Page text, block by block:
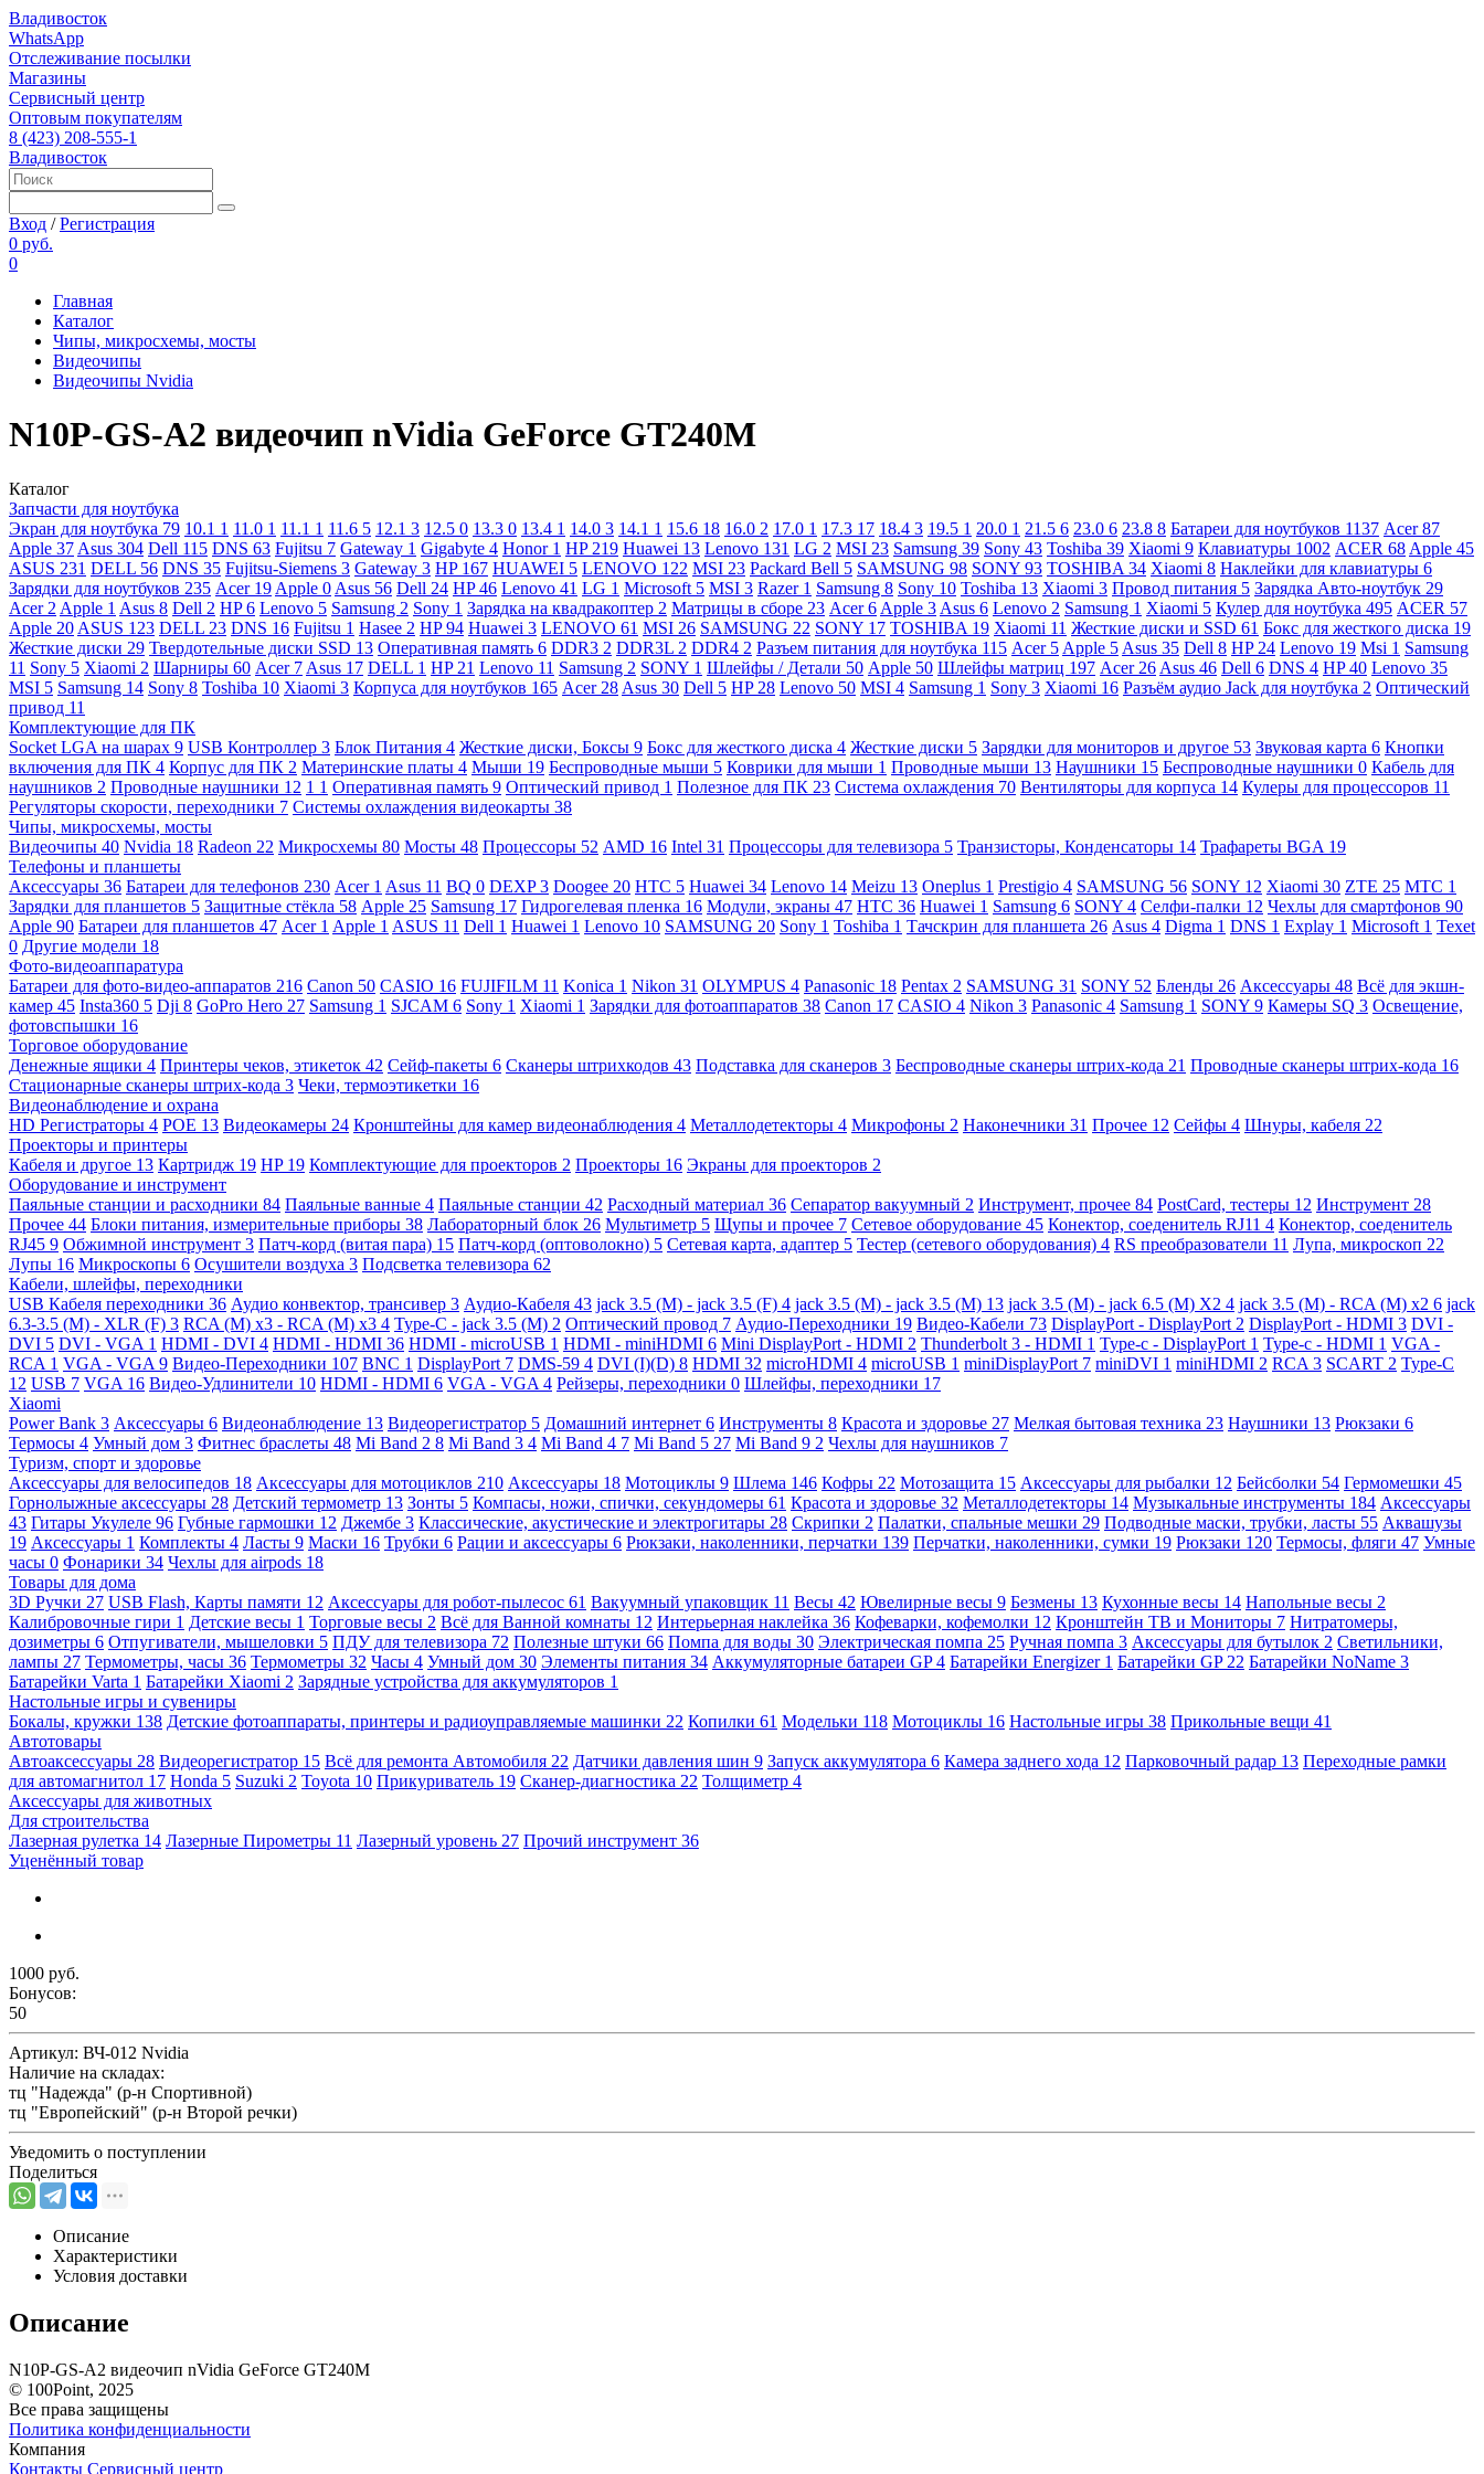
Владивосток
WhatsApp
Отслеживание посылки
Магазины
Сервисный центр
Оптовым покупателям
8 (423) 208-555-1
Владивосток
Вход /Регистрация
0 руб.
0
Главная
Каталог
Чипы, микросхемы, мосты
Видеочипы
Видеочипы Nvidia
N10P-GS-A2 видеочип nVidia GeForce GT240M
Каталог
Запчасти для ноутбука
Экран для ноутбука 79 10.1 1 11.0 1 11.1 1 11.6 5 12.1 3 12.5 0 13.3 0 13.4 1 14.0 3 14.1 1 15.6 18 16.0 2 17.0 1 17.3 17 18.4 3 19.5 1 20.0 1 21.5 6 23.0 6 23.8 8 Батареи для ноутбуков 1137 Acer87
Apple 37 Asus 304 Dell 115 DNS 63 Fujitsu 7 Gateway 1 Gigabyte 4 Honor 1 HP 219 Huawei 13 Lenovo 131 LG 2 MSI 23 Samsung 39 Sony 43 Toshiba 39 Xiaomi 9 Клавиатуры 1002 ACER 68 Apple 45
ASUS 231 DELL 56 DNS 35 Fujitsu-Siemens 3 Gateway 3 HP 167 HUAWEI 5 LENOVO 122 MSI 23 Packard Bell 5 SAMSUNG 98 SONY 93 TOSHIBA 34 Xiaomi 8 Наклейки для клавиатуры 6
Зарядки для ноутбуков 235 Acer 19 Apple 0 Asus 56 Dell 24 HP46 Lenovo 41 LG 1 Microsoft 5 MSI 3 Razer 1 Samsung 8 Sony 10 Toshiba 13 Xiaomi 3 Провод питания 5 Зарядка Авто-ноутбук 29
Acer 2 Apple 1 Asus 8 Dell 2 HP6 Lenovo 5 Samsung 2 Sony 1 Зарядка на квадракоптер 2 Матрицы в сборе 23 Acer6 Apple 3 Asus 6 Lenovo 2 Samsung 1 Xiaomi 5 Кулер для ноутбука 495 ACER 57
Apple 20 ASUS 123 DELL 23 DNS 16 Fujitsu 1 Hasee 2 HP94 Huawei 3 LENOVO 61 MSI 26 SAMSUNG 22 SONY 17 TOSHIBA 19 Xiaomi 11 Жесткие диски и SSD 61 Бокс для жесткого диска 19
Жесткие диски 29 Твердотельные диски SSD 13 Оперативная память 6 DDR3 2 DDR3L 2 DDR4 2 Разъем питания для ноутбука 115 Acer 5 Apple 5 Asus 35 Dell 8 HP 24 Lenovo 19 Msi 1 Samsung
11 Sony 5 Xiaomi 2 Шарниры 60 Acer 7 Asus 17 DELL 1 HP 21 Lenovo 11 Samsung 2 SONY 1 Шлейфы / Детали 50 Apple 50 Шлейфы матриц 197 Acer 26 Asus 46 Dell 6 DNS 4 HP40 Lenovo 35
MSI 5 Samsung 14 Sony 8 Toshiba 10 Xiaomi 3 Корпуса для ноутбуков 165 Acer 28 Asus 30 Dell 5 HP 28 Lenovo 50 MSI 4 Samsung 1 Sony 3 Xiaomi 16 Разъём аудио Jack для ноутбука 2 Оптический
привод 11
Комплектующие для ПК
Socket LGA на шарах 9 USB Контроллер 3 Блок Питания 4 Жесткие диски, Боксы 9 Бокс для жесткого диска 4 Жесткие диски 5 Зарядки для мониторов и другое 53 Звуковая карта 6 Кнопки
включения для ПК 4 Корпус для ПК 2 Материнские платы 4 Мыши 19 Беспроводные мыши 5 Коврики для мыши 1 Проводные мыши 13 Наушники 15 Беспроводные наушники 0 Кабель для
наушников 2 Проводные наушники 12 1 1 Оперативная память 9 Оптический привод 1 Полезное для ПК 23 Система охлаждения 70 Вентиляторы для корпуса 14 Кулеры для процессоров 11
Регуляторы скорости, переходники 7 Системы охлаждения видеокарты 38
Чипы, микросхемы, мосты
Видеочипы 40 Nvidia 18 Radeon 22 Микросхемы 80 Мосты 48 Процессоры 52 AMD 16 Intel 31 Процессоры для телевизора 5 Транзисторы, Конденсаторы 14 Трафареты BGA 19
Телефоны и планшеты
Аксессуары 36 Батареи для телефонов 230 Acer 1 Asus 11 BQ 0 DEXP3 Doogee 20 HTC 5 Huawei 34 Lenovo 14 Meizu 13 Oneplus 1 Prestigio 4 SAMSUNG 56 SONY 12 Xiaomi 30 ZTE 25 МТС 1
Зарядки для планшетов 5 Защитные стёкла 58 Apple 25 Samsung 17 Гидрогелевая пленка 16 Модули, экраны 47 HTC 36 Huawei 1 Samsung 6 SONY 4 Селфи-палки 12 Чехлы для смартфонов 90
Apple 90 Батареи для планшетов 47 Acer 1 Apple 1 ASUS 11 Dell 1 Huawei 1 Lenovo 10 SAMSUNG 20 Sony 1 Toshiba 1 Тачскрин для планшета 26 Asus 4 Digma 1 DNS 1 Explay 1 Microsoft 1 Texet
0 Другие модели 18
Фото-видеоаппаратура
Батареи для фото-видео-аппаратов 216 Canon 50 CASIO 16 FUJIFILM 11 Konica 1 Nikon 31 OLYMPUS 4 Panasonic 18 Pentax 2 SAMSUNG 31 SONY 52 Бленды 26 Аксессуары 48 Всё для экшн-
камер 45 Insta360 5 Dji 8 GoPro Hero 27 Samsung 1 SJCAM 6 Sony 1 Xiaomi 1 Зарядки для фотоаппаратов 38 Canon 17 CASIO 4 Nikon 3 Panasonic 4 Samsung 1 SONY 9 Камеры SQ 3 Освещение,
фотовспышки 16
Торговое оборудование
Денежные ящики 4 Принтеры чеков, этикеток 42 Сейф-пакеты 6 Сканеры штрихкодов 43 Подставка для сканеров 3 Беспроводные сканеры штрих-кода 21 Проводные сканеры штрих-кода 16
Стационарные сканеры штрих-кода 3 Чеки, термоэтикетки 16
Видеонаблюдение и охрана
HD Регистраторы 4 POE 13 Видеокамеры 24 Кронштейны для камер видеонаблюдения 4 Металлодетекторы 4 Микрофоны 2 Наконечники 31 Прочее 12 Сейфы 4 Шнуры, кабеля 22
Проекторы и принтеры
Кабеля и другое 13 Картридж 19 HP 19 Комплектующие для проекторов 2 Проекторы 16 Экраны для проекторов 2
Оборудование и инструмент
Паяльные станции и расходники 84 Паяльные ванные 4 Паяльные станции 42 Расходный материал 36 Сепаратор вакуумный 2 Инструмент, прочее 84 PostCard, тестеры 12 Инструмент 28
Прочее 44 Блоки питания, измерительные приборы 38 Лабораторный блок 26 Мультиметр 5 Щупы и прочее 7 Сетевое оборудование 45 Конектор, соеденитель RJ11 4 Конектор, соеденитель
RJ45 9 Обжимной инструмент 3 Патч-корд (витая пара) 15 Патч-корд (оптоволокно) 5 Сетевая карта, адаптер 5 Тестер (сетевого оборудования) 4 RS преобразователи 11 Лупа, микроскоп 22
Лупы 16 Микроскопы 6 Осушители воздуха 3 Подсветка телевизора 62
Кабели, шлейфы, переходники
USB Кабеля переходники 36 Аудио конвектор, трансивер 3 Аудио-Кабеля 43 jack 3.5 (M) - jack 3.5 (F) 4 jack 3.5 (M) - jack 3.5 (M) 13 jack 3.5 (M) - jack 6.5 (M) X2 4 jack 3.5 (M) - RCA (M) x2 6 jack
6.3-3.5 (M) - XLR (F) 3 RCA (M) x3 - RCA (M) x3 4 Type-C - jack 3.5 (M) 2 Оптический провод 7 Аудио-Переходники 19 Видео-Кабели 73 DisplayPort - DisplayPort 2 DisplayPort - HDMI 3 DVI -
DVI 5 DVI - VGA 1 HDMI - DVI 4 HDMI - HDMI 36 HDMI - microUSB 1 HDMI - miniHDMI 6 Mini DisplayPort - HDMI 2 Thunderbolt 3 - HDMI 1 Type-c - DisplayPort 1 Type-c - HDMI 1 VGA -
RCA 1 VGA - VGA 9 Видео-Переходники 107 BNC 1 DisplayPort 7 DMS-59 4 DVI (I)(D) 8 HDMI 32 microHDMI 4 microUSB 1 miniDisplayPort 7 miniDVI 1 miniHDMI 2 RCA 3 SCART 2 Type-C
12 USB 7 VGA 16 Видео-Удлинители 10 HDMI - HDMI 6 VGA - VGA 4 Рейзеры, переходники 0 Шлейфы, переходники 17
Xiaomi
Power Bank 3 Аксессуары 6 Видеонаблюдение 13 Видеорегистратор 5 Домашний интернет 6 Инструменты 8 Красота и здоровье 27 Мелкая бытовая техника 23 Наушники 13 Рюкзаки 6
Термосы 4 Умный дом 3 Фитнес браслеты 48 Mi Band 2 8 Mi Band 3 4 Mi Band 4 7 Mi Band 5 27 Mi Band 9 2 Чехлы для наушников 7
Туризм, спорт и здоровье
Аксессуары для велосипедов 18 Аксессуары для мотоциклов 210 Аксессуары 18 Мотоциклы 9 Шлема 146 Кофры 22 Мотозащита 15 Аксессуары для рыбалки 12 Бейсболки 54 Гермомешки 45
Горнолыжные аксессуары 28 Детский термометр 13 Зонты 5 Компасы, ножи, спички, секундомеры 61 Красота и здоровье 32 Металлодетекторы 14 Музыкальные инструменты 184 Аксессуары
43 Гитары Укулеле 96 Губные гармошки 12 Джембе 3 Классические, акустические и электрогитары 28 Скрипки 2 Палатки, спальные мешки 29 Подводные маски, трубки, ласты 55 Аквашузы
19 Аксессуары 1 Комплекты 4 Ласты 9 Маски 16 Трубки 6 Рации и аксессуары 6 Рюкзаки, наколенники, перчатки 139 Перчатки, наколенники, сумки 19 Рюкзаки 120 Термосы, фляги 47 Умные
часы 0 Фонарики 34 Чехлы для airpods 18
Товары для дома
3D Ручки 27 USB Flash, Карты памяти 12 Аксессуары для робот-пылесос 61 Вакуумный упаковщик 11 Весы 42 Ювелирные весы 9 Безмены 13 Кухонные весы 14 Напольные весы 2
Калибровочные гири 1 Детские весы 1 Торговые весы 2 Всё для Ванной комнаты 12 Интерьерная наклейка 36 Кофеварки, кофемолки 12 Кронштейн ТВ и Мониторы 7 Нитратомеры,
дозиметры 6 Отпугиватели, мышеловки 5 ПДУ для телевизора 72 Полезные штуки 66 Помпа для воды 30 Электрическая помпа 25 Ручная помпа 3 Аксессуары для бутылок 2 Светильники,
лампы 27 Термометры, часы 36 Термометры 32 Часы 4 Умный дом 30 Элементы питания 34 Аккумуляторные батареи GP4 Батарейки Energizer 1 Батарейки GP 22 Батарейки NoName 3
Батарейки Varta 1 Батарейки Xiaomi 2 Зарядные устройства для аккумуляторов 1
Настольные игры и сувениры
Бокалы, кружки 138 Детские фотоаппараты, принтеры и радиоуправляемые машинки 22 Копилки 61 Модельки 118 Мотоциклы 16 Настольные игры 38 Прикольные вещи 41
Автотовары
Автоаксессуары 28 Видеорегистратор 15 Всё для ремонта Автомобиля 22 Датчики давления шин 9 Запуск аккумулятора 6 Камера заднего хода 12 Парковочный радар 13 Переходные рамки
для автомагнитол 17 Honda 5 Suzuki 2 Toyota 10 Прикуриватель 19 Сканер-диагностика 22 Толщиметр 4
Аксессуары для животных
Для строительства
Лазерная рулетка 14 Лазерные Пирометры 11 Лазерный уровень 27 Прочий инструмент 36
Уценённый товар
1000 руб.
Бонусов:
50
Артикул: ВЧ-012 Nvidia
Наличие на складах:
тц "Надежда" (р-н Спортивной)
тц "Европейский" (р-н Второй речки)
Уведомить о поступлении
Поделиться
Описание
Характеристики
Условия доставки
Описание
N10P-GS-A2 видеочип nVidia GeForce GT240M
© 100Point, 2025
Все права защищены
Политика конфиденциальности
Компания
Контакты Сервисный центр